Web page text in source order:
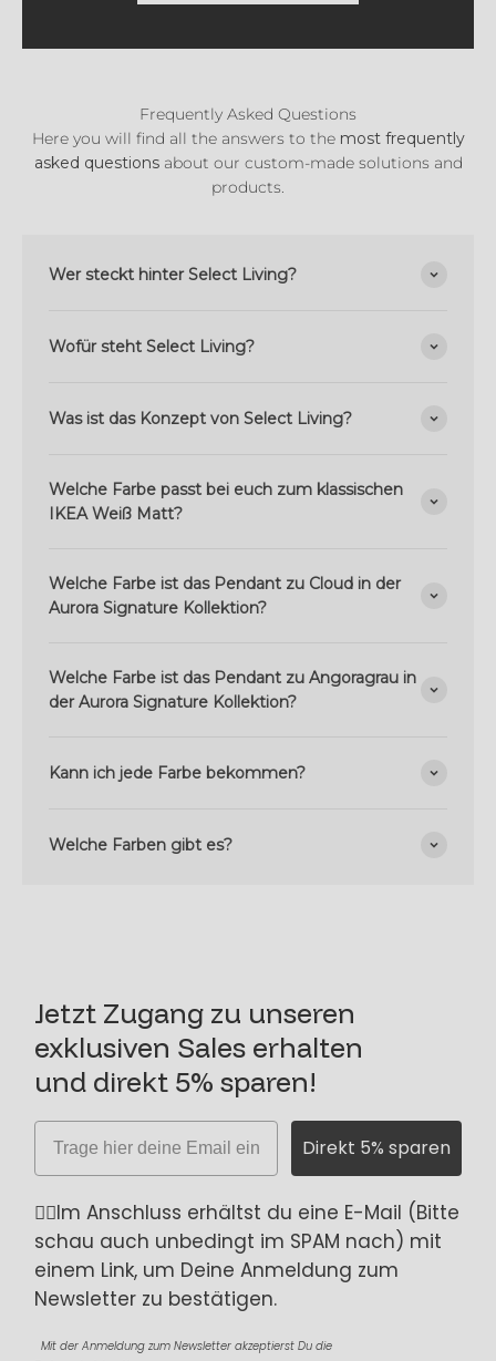
Frequently Asked Questions
Here you will find all the answers to the most frequently
asked questionsabout our custom-made solutions and
products.
Wer steckt hinter Select Living?
Wofür steht Select Living?
Was ist das Konzept von Select Living?
Welche Farbe passt bei euch zum klassischen
IKEA Weiß Matt?
Welche Farbe ist das Pendant zu Cloud in der
Aurora Signature Kollektion?
Welche Farbe ist das Pendant zu Angoragrau in
der Aurora Signature Kollektion?
Kann ich jede Farbe bekommen?
Welche Farben gibt es?
Jetzt Zugang zu unseren
exklusiven Sales erhalten
und direkt 5% sparen!
Email
Direkt 5% sparen
☝🏼Im Anschluss erhältst du eine E-Mail (Bitte
schau auch unbedingt im SPAM nach) mit
einem Link, um Deine Anmeldung zum
Newsletter zu bestätigen.
Mit der Anmeldung zum Newsletter akzeptierst Du die